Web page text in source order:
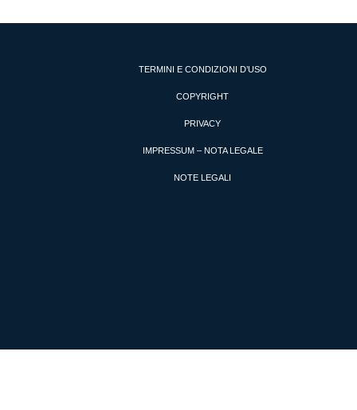
TERMINI E CONDIZIONI D’USO
COPYRIGHT
PRIVACY
IMPRESSUM – NOTA LEGALE
NOTE LEGALI